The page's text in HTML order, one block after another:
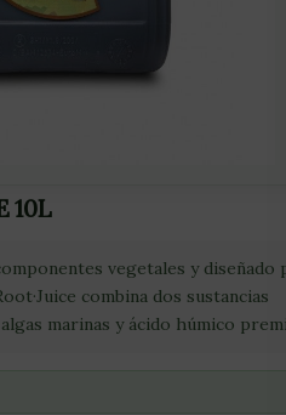
10L
vegetales y diseñado
combina dos sustancias
marinas y ácido húmico